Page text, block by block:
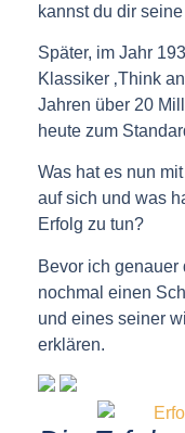
kannst du dir
Später, im Jahr
Klassiker ‚Think
Jahren über 20
heute zum
Was hat es nun
auf sich und was
Erfolg zu tun?
Bevor ich genauer
nochmal einen
und eines seiner
erklären.